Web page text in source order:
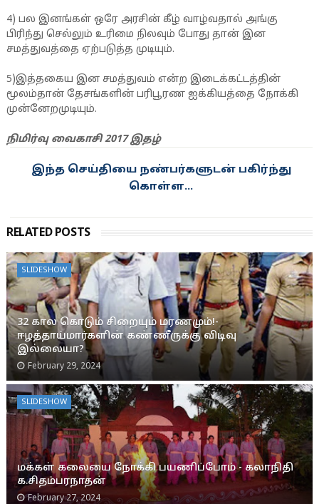
4) பல இனங்கள் ஒரே அரசின் கீழ் வாழ்வதால் அங்கு
பிரிந்து செல்லும் உரிமை நிலவும் போது தான் இன
சமத்துவத்தை ஏற்படுத்த முடியும்.
5)இத்தகைய இன சமத்துவம் என்ற இடைக்கட்டத்தின்
மூலம்தான் தேசங்களின் பரிபூரண ஐக்கியத்தை நோக்கி
முன்னேறமுடியும்.
நிமிர்வு வைகாசி 2017 இதழ்
இந்த செய்தியை நண்பர்களுடன் பகிர்ந்து
கொள்ள...
RELATED POSTS
SLIDESHOW
32 கால கொடும் சிறையும் மரணமும்!-
ஈழத்தாய்மார்களின் கண்ணீருக்கு விடிவு
இல்லையா?
February 29, 2024
SLIDESHOW
மக்கள் கலையை நோக்கி பயணிப்போம் - கலாநிதி
க.சிதம்பரநாதன்
February 27, 2024